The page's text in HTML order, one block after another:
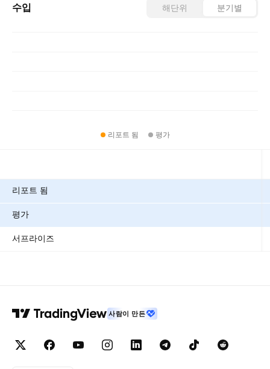
수입 해단위 분기별
리포트 됨 평가
리포트 됨
평가
서프라이즈
사람이 만든